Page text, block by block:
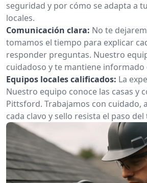
seguridad y por cómo se adapta a
locales.
Comunicación clara: No te
tomamos el tiempo para explicar
responder preguntas. Nuestro
cuidadoso y te mantiene
Equipos locales calificados: La
Nuestro equipo conoce las casas y
Pittsford. Trabajamos con cuidado,
cada clavo y sello resista el paso